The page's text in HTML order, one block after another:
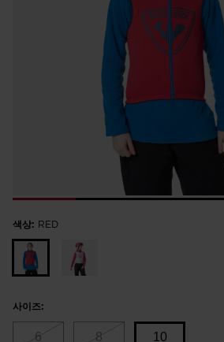
색상: RED
사이즈:
6 8 10